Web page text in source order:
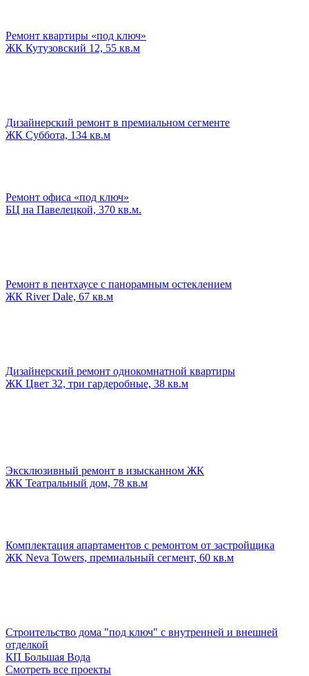
Ремонт квартиры «под ключ»
ЖК Кутузовский 12, 55 кв.м
Дизайнерский ремонт в премиальном сегменте
ЖК Суббота, 134 кв.м
Ремонт офиса «под ключ»
БЦ на Павелецкой, 370 кв.м.
Ремонт в пентхаусе с панорамным остеклением
ЖК River Dale, 67 кв.м
Дизайнерский ремонт однокомнатной квартиры
ЖК Цвет 32, три гардеробные, 38 кв.м
Эксклюзивный ремонт в изысканном ЖК
ЖК Театральный дом, 78 кв.м
Комплектация апартаментов с ремонтом от застройщика
ЖК Neva Towers, премиальный сегмент, 60 кв.м
Строительство дома "под ключ" с внутренней и внешней
отделкой
КП Большая Вода
Смотреть все проекты